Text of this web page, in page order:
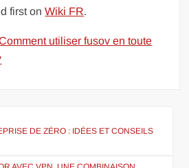
first onWiki FR.
utiliser fusov en toute
DE ZÉRO : IDÉES ET CONSEILS